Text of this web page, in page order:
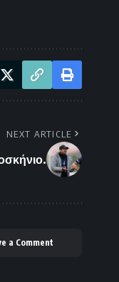
NEXT ARTICLE
a Comment